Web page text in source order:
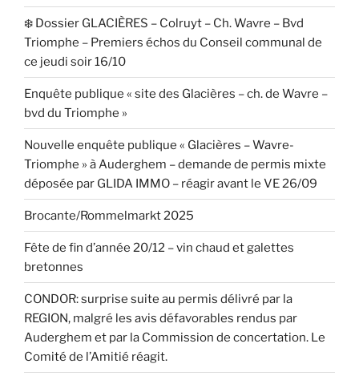
❄️ Dossier GLACIÈRES – Colruyt – Ch. Wavre – Bvd
Triomphe – Premiers échos du Conseil communal de
ce jeudi soir 16/10
Enquête publique « site des Glacières – ch. de Wavre –
bvd du Triomphe »
Nouvelle enquête publique « Glacières – Wavre-
Triomphe » à Auderghem – demande de permis mixte
déposée par GLIDA IMMO – réagir avant le VE 26/09
Brocante/Rommelmarkt 2025
Fête de fin d’année 20/12 – vin chaud et galettes
bretonnes
CONDOR: surprise suite au permis délivré par la
REGION, malgré les avis défavorables rendus par
Auderghem et par la Commission de concertation. Le
Comité de l’Amitié réagit.